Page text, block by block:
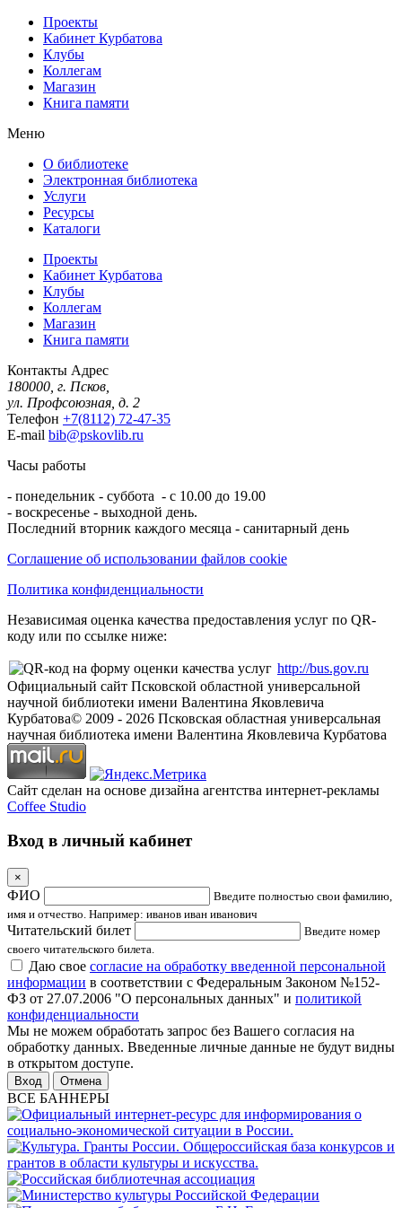
Проекты
Кабинет Курбатова
Клубы
Коллегам
Магазин
Книга памяти
Меню
О библиотеке
Электронная библиотека
Услуги
Ресурсы
Каталоги
Проекты
Кабинет Курбатова
Клубы
Коллегам
Магазин
Книга памяти
Контакты Адрес
180000, г. Псков,
ул. Профсоюзная, д. 2
Телефон +7(8112) 72-47-35
E-mail bib@pskovlib.ru
Часы работы
- понедельник - суббота - с 10.00 до 19.00
- воскресенье - выходной день.
Последний вторник каждого месяца - санитарный день
Соглашение об использовании файлов cookie
Политика конфиденциальности
Независимая оценка качества предоставления услуг по QR-
коду или по ссылке ниже:
http://bus.gov.ru
Официальный сайт Псковской областной универсальной
научной библиотеки имени Валентина Яковлевича
Курбатова© 2009 - 2026 Псковская областная универсальная
научная библиотека имени Валентина Яковлевича Курбатова
Сайт сделан на основе дизайна агентства интернет-рекламы
Coffee Studio
Вход в личный кабинет
×
ФИО
Введите полностью свои фамилию,
имя и отчество. Например: иванов иван иванович
Читательский билет
Введите номер
своего читательского билета.
Даю свое согласие на обработку введенной персональной
информации в соответствии с Федеральным Законом №152-
ФЗ от 27.07.2006 "О персональных данных" и политикой
конфиденциальности
Мы не можем обработать запрос без Вашего согласия на
обработку данных. Введенные личные данные не будут видны
в открытом доступе.
Отмена
ВСЕ БАННЕРЫ